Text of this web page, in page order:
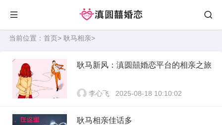
当前位置： 首页> 耿马相亲>
耿马新风：滇圆囍婚恋平台的相亲之旅
李心飞 2025-08-18 10:10:02
耿马相亲佳话多